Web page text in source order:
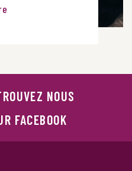
NOUS
FACEBOOK